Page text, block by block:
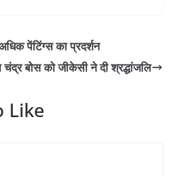
अधिक पेंटिंग्स का प्रदर्शन
बोस को जीकेसी ने दी श्रद्धांजलि
Like